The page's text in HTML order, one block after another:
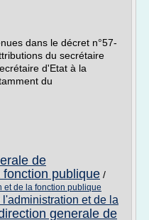
dans le décret n°57-
du secrétaire
d'Etat à la
du
de
fonction publique /
et de la fonction publique
et de la
generale de